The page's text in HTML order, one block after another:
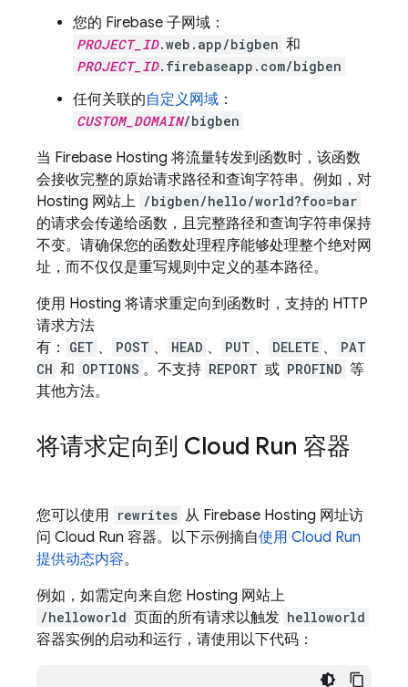
您的 Firebase 子网域：
PROJECT_ID.web.app/bigben 和
PROJECT_ID.firebaseapp.com/bigben
任何关联的自定义网域 ：
CUSTOM_DOMAIN/bigben
当 Firebase Hosting 将流量转发到函数时，该函数
会接收完整的原始请求路径和查询字符串。例如，对
Hosting 网站上 /bigben/hello/world?foo=bar
的请求会传递给函数，且完整路径和查询字符串保持
不变。请确保您的函数处理程序能够处理整个绝对网
址，而不仅仅是重写规则中定义的基本路径。
使用 Hosting 将请求重定向到函数时，支持的 HTTP
请求方法
有：
GET 、 POST 、 HEAD 、 PUT 、 DELETE 、
PAT
CH 和 OPTIONS 。不支持 REPORT 或 PROFIND 等
其他方法。
将请求定向到 Cloud Run 容器
您可以使用 rewrites 从 Firebase Hosting 网址访
问 Cloud Run 容器。以下示例摘自使用 Cloud Run
提供动态内容。
例如，如需定向来自您 Hosting 网站上
/helloworld 页面的所有请求以触发 helloworld
容器实例的启动和运行，请使用以下代码：